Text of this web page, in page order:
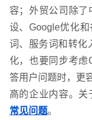
容；外贸公司除了
设、Google优化
词、服务词和转化
化，也要同步考虑
答用户问题时，更
高的企业内容。
常见问题。